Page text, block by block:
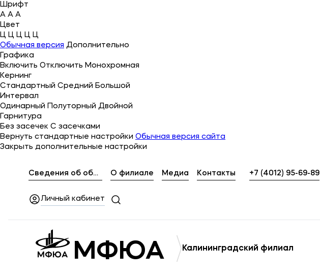
Шрифт
A A A
Цвет
Ц Ц Ц Ц Ц
Обычная версия Дополнительно
Графика
Включить Отключить Монохромная
Кернинг
Стандартный Средний Большой
Интервал
Одинарный Полуторный Двойной
Гарнитура
Без засечек С засечками
Вернуть стандартные настройки Обычная версия сайта
Закрыть дополнительные настройки
Сведения об образовательной организации О филиале Медиа Контакты +7 (4012) 95-69-89
Личный кабинет
МФЮА Калининградский филиал
Об университете
Абитуриенту
Наука
Абитуриентам
Студентам
Приемная комиссия
+7 (495) 221-10-01